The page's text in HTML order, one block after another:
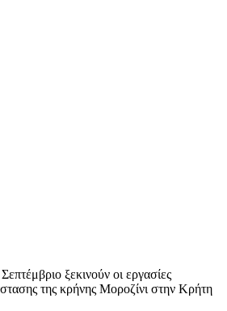
ξεκινούν οι εργασίες
της κρήνης Μοροζίνι στην Κρήτη